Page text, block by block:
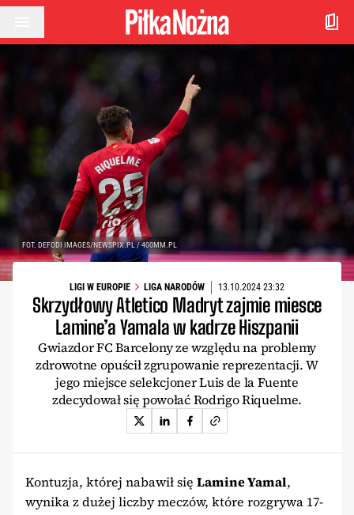
Przejdź do treści
FOT. DEFODI IMAGES/NEWSPIX.PL / 400MM.PL
LIGI W EUROPIE LIGA NARODÓW 13.10.2024 23:32
Skrzydłowy Atletico Madryt zajmie miesce
Lamine’a Yamala w kadrze Hiszpanii
Gwiazdor FC Barcelony ze względu na problemy
zdrowotne opuścił zgrupowanie reprezentacji. W
jego miejsce selekcjoner Luis de la Fuente
zdecydował się powołać Rodrigo Riquelme.
Kontuzja, której nabawił się Lamine Yamal,
wynika z dużej liczby meczów, które rozgrywa 17-